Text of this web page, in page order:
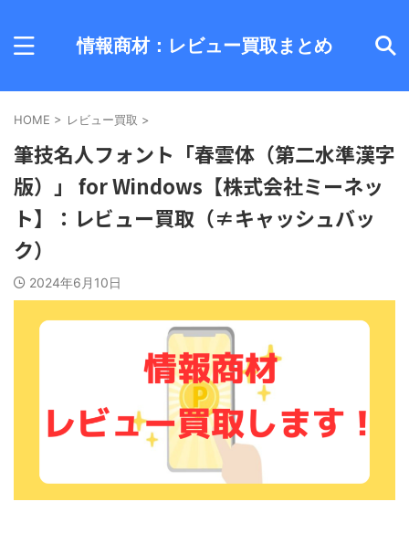
情報商材：レビュー買取まとめ
HOME > レビュー買取 >
筆技名人フォント「春雲体（第二水準漢字
版）」 for Windows【株式会社ミーネッ
ト】：レビュー買取（≠キャッシュバッ
ク）
2024年6月10日